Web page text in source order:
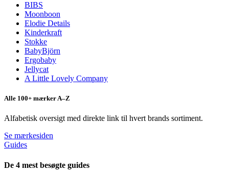
BIBS
Moonboon
Elodie Details
Kinderkraft
Stokke
BabyBjörn
Ergobaby
Jellycat
A Little Lovely Company
Alle 100+ mærker A–Z
Alfabetisk oversigt med direkte link til hvert brands sortiment.
Se mærkesiden
Guides
De 4 mest besøgte guides